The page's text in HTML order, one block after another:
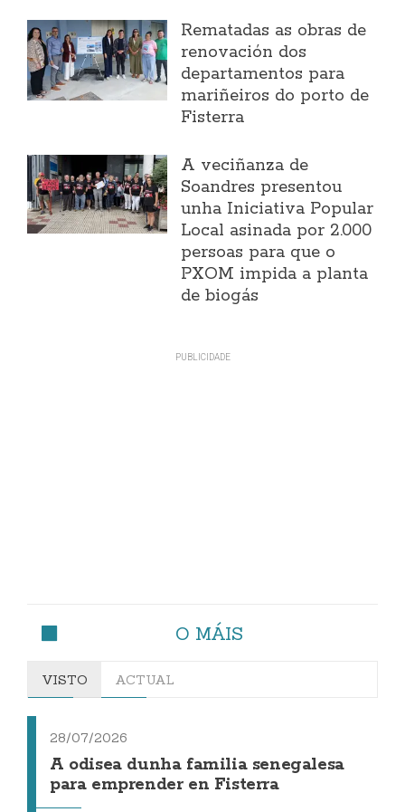
Rematadas as obras de
renovación dos
departamentos para
mariñeiros do porto de
Fisterra
A veciñanza de
Soandres presentou
unha Iniciativa Popular
Local asinada por 2.000
persoas para que o
PXOM impida a planta
de biogás
O MÁIS
VISTO ACTUAL
28/07/2026
A odisea dunha familia senegalesa
para emprender en Fisterra